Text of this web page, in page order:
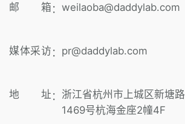
邮 箱 ： weilaoba@daddylab.com
媒体采访 ： pr@daddylab.com
地 址 ： 浙江省杭州市上城区新塘路
1469号杭海金座2幢4F